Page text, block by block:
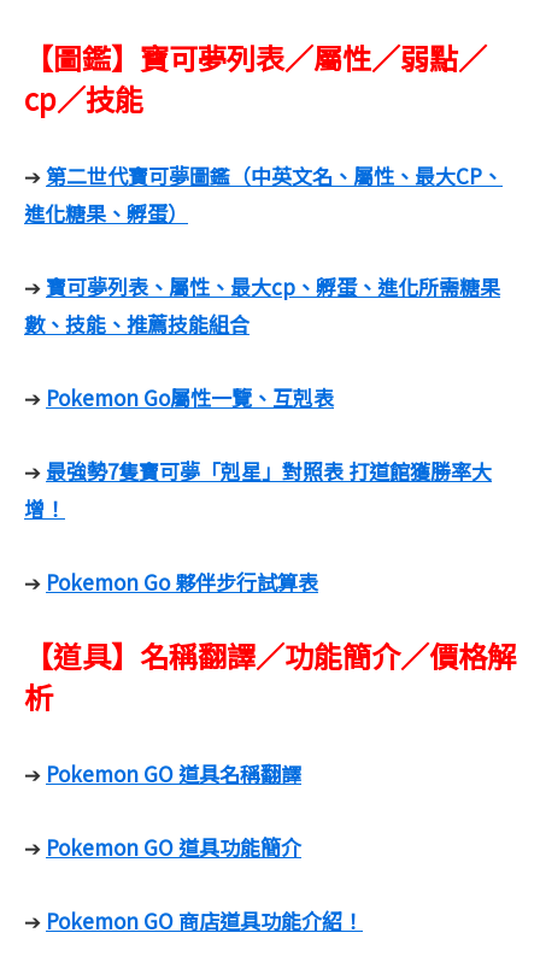
【圖鑑】寶可夢列表／屬性／弱點／
cp／技能
➔第二世代寶可夢圖鑑（中英文名、屬性、最大CP、
進化糖果、孵蛋）
➔ 寶可夢列表、屬性、最大cp、孵蛋、進化所需糖果
數、技能、推薦技能組合
➔ Pokemon Go屬性一覽、互剋表
➔ 最強勢7隻寶可夢「剋星」對照表 打道館獲勝率大
增！
➔ Pokemon Go 夥伴步行試算表
【道具】名稱翻譯／功能簡介／價格解
析
➔ Pokemon GO 道具名稱翻譯
➔ Pokemon GO 道具功能簡介
➔ Pokemon GO 商店道具功能介紹！